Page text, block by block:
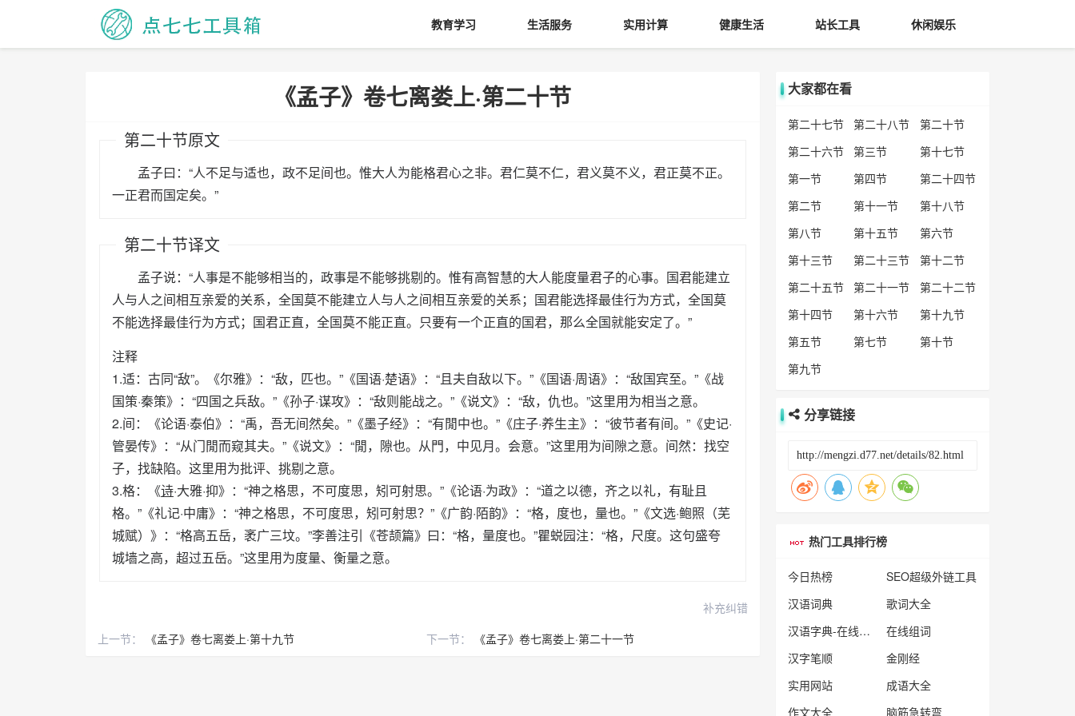
教育学习 生活服务 实用计算 健康生活 站长工具 休闲娱乐
《孟子》卷七离娄上·第二十节
第二十节原文
孟子曰：“人不足与适也，政不足间也。惟大人为能格君心之非。君仁莫不仁，君义莫不义，君正莫不正。
一正君而国定矣。”
第二十节译文
孟子说：“人事是不能够相当的，政事是不能够挑剔的。惟有高智慧的大人能度量君子的心事。国君能建立
人与人之间相互亲爱的关系，全国莫不能建立人与人之间相互亲爱的关系；国君能选择最佳行为方式，全国莫
不能选择最佳行为方式；国君正直，全国莫不能正直。只要有一个正直的国君，那么全国就能安定了。”
注释
1.适：古同“敌”。《尔雅》：“敌，匹也。”《国语·楚语》：“且夫自敌以下。”《国语·周语》：“敌国宾至。”《战
国策·秦策》：“四国之兵敌。”《孙子·谋攻》：“敌则能战之。”《说文》：“敌，仇也。”这里用为相当之意。
2.间：《论语·泰伯》：“禹，吾无间然矣。”《墨子经》：“有閒中也。”《庄子·养生主》：“彼节者有间。”《史记·
管晏传》：“从门閒而窥其夫。”《说文》：“閒，隙也。从門，中见月。会意。”这里用为间隙之意。间然：找空
子，找缺陷。这里用为批评、挑剔之意。
3.格：《诗·大雅·抑》：“神之格思，不可度思，矧可射思。”《论语·为政》：“道之以德，齐之以礼，有耻且
格。”《礼记·中庸》：“神之格思，不可度思，矧可射思？”《广韵·陌韵》：“格，度也，量也。”《文选·鲍照（芜
城赋）》：“格高五岳，袤广三坟。”李善注引《苍颉篇》曰：“格，量度也。”瞿蜕园注：“格，尺度。这句盛夸
城墙之高，超过五岳。”这里用为度量、衡量之意。
补充纠错
上一节：
《孟子》卷七离娄上·第十九节 下一节： 《孟子》卷七离娄上·第二十一节
大家都在看
第二十七节 第二十八节
第二十节
第二十六节
第三节
第十七节
第一节
第四节
第二十四节
第二节
第十一节
第十八节
第八节
第十五节
第六节
第十三节
第二十三节
第十二节
第二十五节
第二十一节
第二十二节
第十四节
第十六节
第十九节
第五节
第七节
第十节
第九节
分享链接
热门工具排行榜
今日热榜
SEO超级外链工具
汉语词典
歌词大全
汉语字典-在线查字
在线组词
汉字笔顺
金刚经
实用网站
成语大全
作文大全
脑筋急转弯